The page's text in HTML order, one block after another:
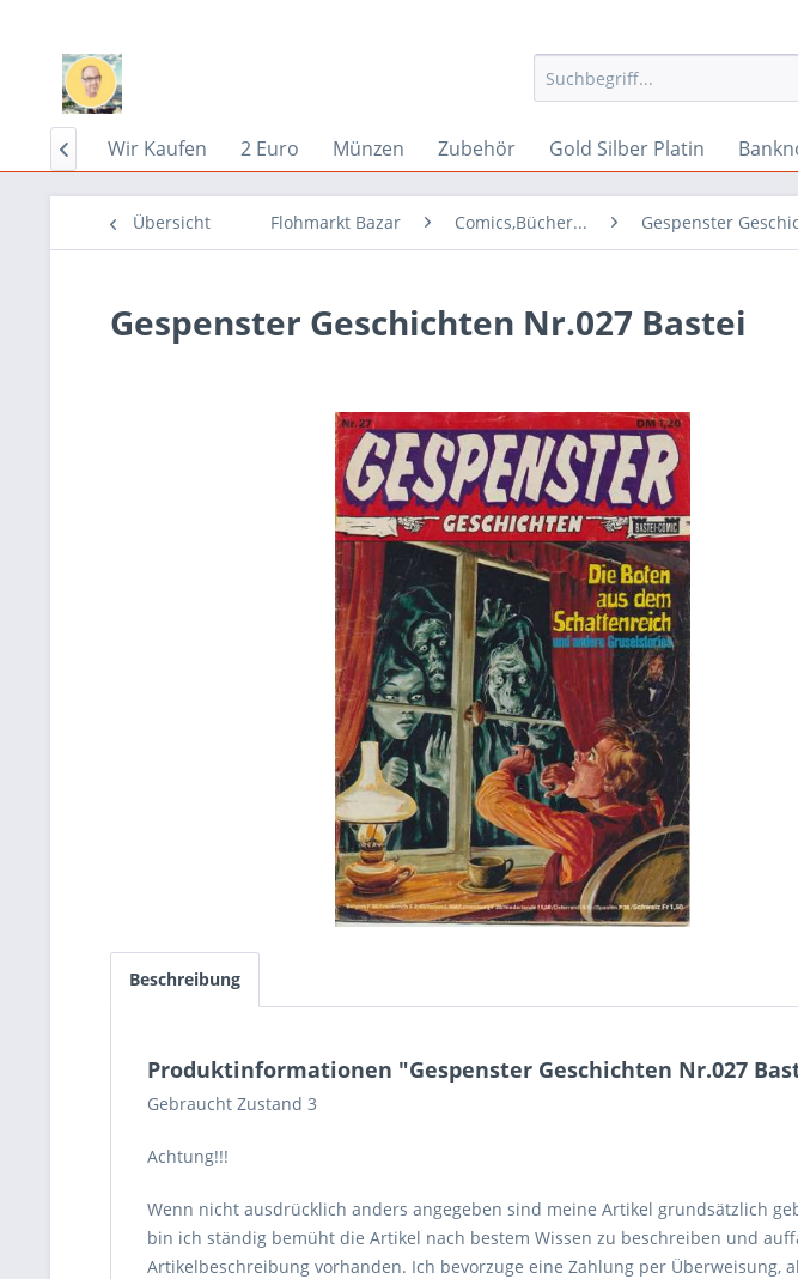
Home Wir Kaufen 2 Euro Münzen Zubehör Gold Silber Platin

Übersicht Flohmarkt Bazar Comics,Bücher... Gespenster
Gespenster Geschichten Nr.027 Bastei
Beschreibung
Produktinformationen "Gespenster Geschichten Nr.027
Gebraucht Zustand 3
Achtung!!!
Wenn nicht ausdrücklich anders angegeben sind meine Artikel grundsätzlich
bin ich ständig bemüht die Artikel nach bestem Wissen zu beschreiben und
Artikelbeschreibung vorhanden. Ich bevorzuge eine Zahlung per Überweisung,